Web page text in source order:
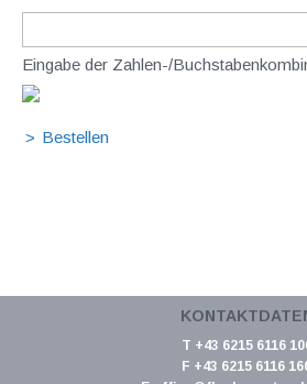
Eingabe der Zahlen-/
T +43 6215 6116
F +43 6215 6116